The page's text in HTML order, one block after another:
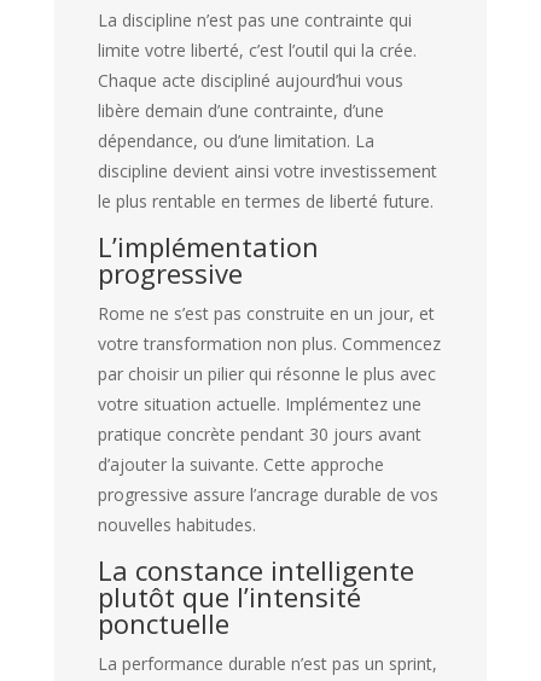
La discipline n’est pas une contrainte qui
limite votre liberté, c’est l’outil qui la crée.
Chaque acte discipliné aujourd’hui vous
libère demain d’une contrainte, d’une
dépendance, ou d’une limitation. La
discipline devient ainsi votre investissement
le plus rentable en termes de liberté future.
L’implémentation
progressive
Rome ne s’est pas construite en un jour, et
votre transformation non plus. Commencez
par choisir un pilier qui résonne le plus avec
votre situation actuelle. Implémentez une
pratique concrète pendant 30 jours avant
d’ajouter la suivante. Cette approche
progressive assure l’ancrage durable de vos
nouvelles habitudes.
La constance intelligente
plutôt que l’intensité
ponctuelle
La performance durable n’est pas un sprint,